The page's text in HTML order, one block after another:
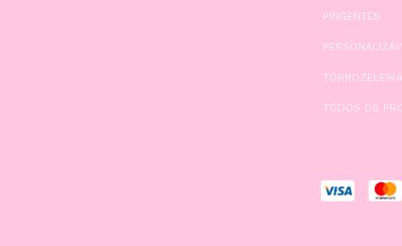
PINGENTES
TODOS OS